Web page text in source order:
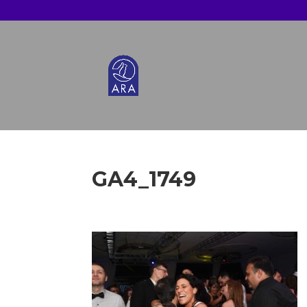
GA4_1749